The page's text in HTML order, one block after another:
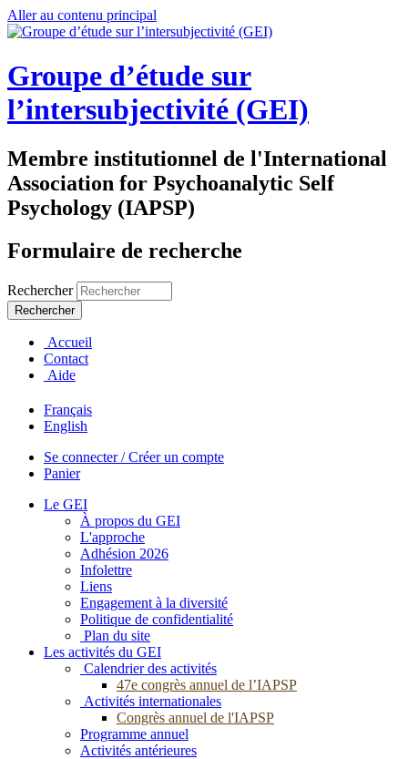
Aller au contenu principal
Groupe d’étude sur
l’intersubjectivité (GEI)
Membre institutionnel de l'International
Association for Psychoanalytic Self
Psychology (IAPSP)
Formulaire de recherche
Rechercher
Accueil
Contact
Aide
Français
English
Se connecter / Créer un compte
Panier
Le GEI
À propos du GEI
L'approche
Adhésion 2026
Infolettre
Liens
Engagement à la diversité
Politique de confidentialité
Plan du site
Les activités du GEI
Calendrier des activités
47e congrès annuel de l’IAPSP
Activités internationales
Congrès annuel de l'IAPSP
Programme annuel
Activités antérieures